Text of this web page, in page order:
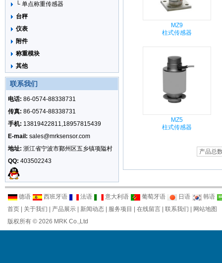
└ 单点称重传感器
台秤
仪表
附件
称重模块
其他
联系我们
电话: 86-0574-88338731
传真: 86-0574-88338731
手机: 13819422811,18957815439
E-mail: sales@mrksensor.com
地址: 浙江省宁波市鄞州区五乡镇项隘村
QQ: 403502243
MZ9
柱式传感器
MZ5
柱式传感器
产品总
德语 西班牙语 法语 意大利语 葡萄牙语 日语
韩语
首页
关于我们 产品展示 新闻动态 服务项目 在线留言 联系我们
网站地图
版权所有 © 2026 MRK Co.,Ltd